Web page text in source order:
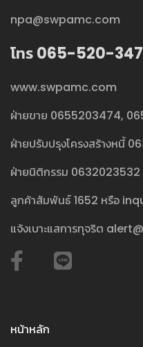
npa@swpamc.com
โทร 065-520-
www.swpamc.com
ฝ่ายขาย 0655203474,
ฝ่ายปรับปรุงโครงสร้างหนี้
ฝ่ายนิติกรรม 0632023532
ลูกค้าสัมพันธ์1652 หรือ
แจ้งเบาะแสการทุจริต
หน้าหลัก